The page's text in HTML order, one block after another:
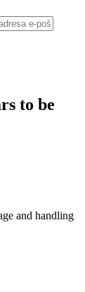
to be
and handling